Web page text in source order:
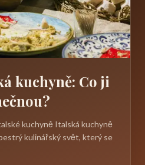
kuchyně: Co ji
kuchyně Italská kuchyně
kulinářský svět, který se